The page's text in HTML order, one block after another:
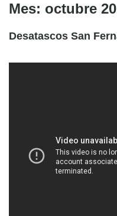
Mes: octubre
Desatascos San